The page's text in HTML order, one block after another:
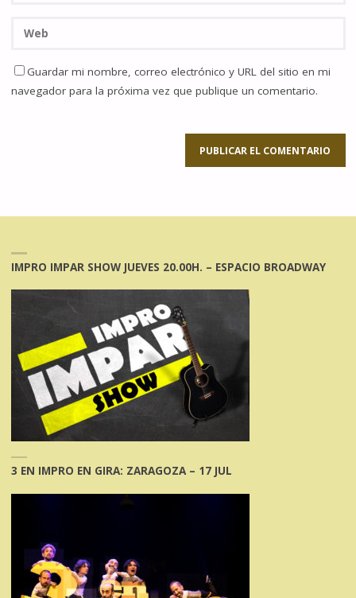
Guardar mi nombre, correo electrónico y URL del sitio en mi
navegador para la próxima vez que publique un comentario.
IMPRO IMPAR SHOW JUEVES 20.00H. – ESPACIO BROADWAY
3 EN IMPRO EN GIRA: ZARAGOZA – 17 JUL